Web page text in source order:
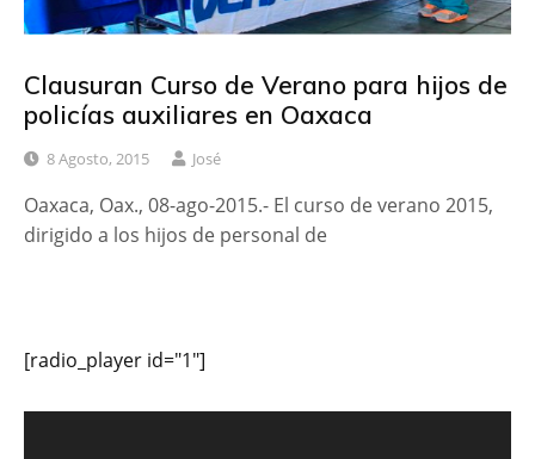
Clausuran Curso de Verano para hijos de
policías auxiliares en Oaxaca
8 Agosto, 2015 José
Oaxaca, Oax., 08-ago-2015.- El curso de verano 2015,
dirigido a los hijos de personal de
[radio_player id="1"]